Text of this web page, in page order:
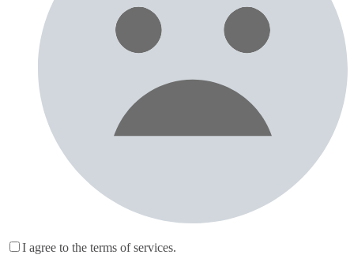
I agree to the terms of services.